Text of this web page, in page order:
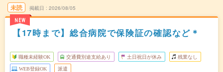
未読
NEW
掲載日 2026/08/05
【17時まで】総合病院で保険証の確認など＊
職種未経験OK 交通費別途支給あり 土日祝日が休み 残業なし
WEB登録OK 派遣